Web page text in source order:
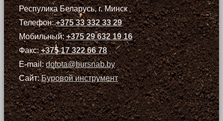
Респулика Беларусь, г. Минск
Телефон:+375 33 332 33 29
Мобильный:+375 29 632 19 16
Факс:+375 17 322 66 78
E-mail:dolota@bursnab.by
Сайт:Буровой инструмент